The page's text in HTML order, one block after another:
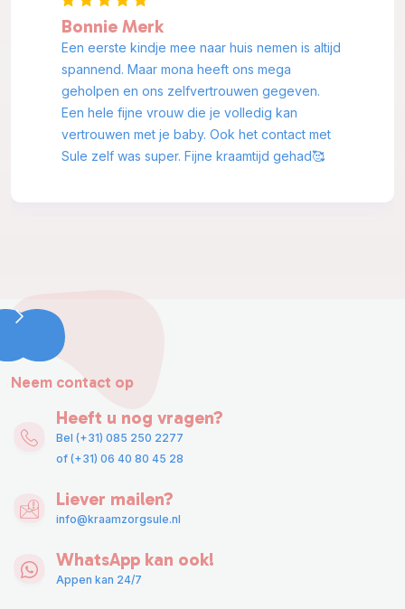
Bonnie Merk
Een eerste kindje mee naar huis nemen is altijd
spannend. Maar mona heeft ons mega
geholpen en ons zelfvertrouwen gegeven.
Een hele fijne vrouw die je volledig kan
vertrouwen met je baby. Ook het contact met
Sule zelf was super. Fijne kraamtijd gehad🥰
Neem contact op
Heeft u nog vragen?
Bel (+31) 085 250 2277
of (+31) 06 40 80 45 28
Liever mailen?
info@kraamzorgsule.nl
WhatsApp kan ook!
Appen kan 24/7